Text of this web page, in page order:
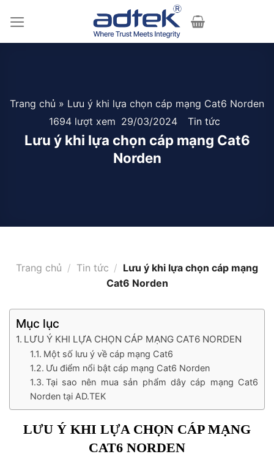
Trang chủ » Lưu ý khi lựa chọn cáp mạng Cat6 Norden
1694 lượt xem 29/03/2024 Tin tức
Lưu ý khi lựa chọn cáp mạng Cat6
Norden
Trang chủ / Tin tức / Lưu ý khi lựa chọn cáp mạng
Cat6 Norden
Mục lục
LƯU Ý KHI LỰA CHỌN CÁP MẠNG CAT6 NORDEN
Một số lưu ý về cáp mạng Cat6
Ưu điểm nổi bật cáp mạng Cat6 Norden
Tại sao nên mua sản phẩm dây cáp mạng Cat6
Norden tại AD.TEK
LƯU Ý KHI LỰA CHỌN CÁP MẠNG
CAT6 NORDEN